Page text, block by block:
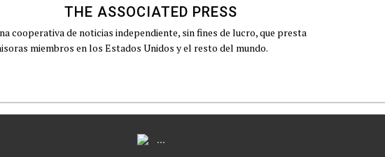
THE ASSOCIATED PRESS
cooperativa de noticias independiente, sin fines de lucro, que presta
miembros en los Estados Unidos y el resto del mundo.
...